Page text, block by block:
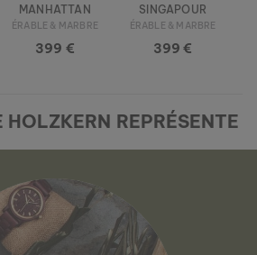
BOUCLES D’OREILLES MIDSOMMAR
MANHATTAN
ÉRABLE & MARBRE
399 €
SINGAPOUR
ÉRABLE & MARBRE
399 €
REPRÉSENTE